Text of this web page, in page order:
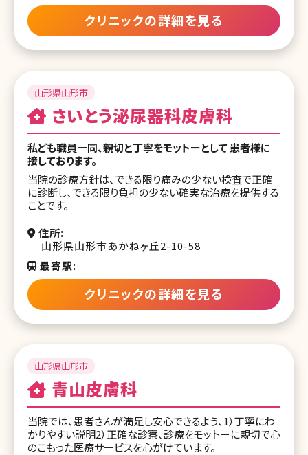
クリニックの詳細を見る
山形県山形市
さいとう泌尿器科皮膚科
私ども職員一同、親切と丁寧をモットーとして 患者様に
接しております。
当院の診療方針は、できる限り痛みの少ない検査で正確
に診断し、できる限り負担の少ない確実な治療を提供する
ことです。
住所
山形県山形市あかねヶ丘2-10-58
最寄駅
クリニックの詳細を見る
山形県山形市
青山皮膚科
当院では、患者さんが満足し安心できるよう、1）丁寧にわ
かりやすい説明2）正確な診察、診療をモットーに親切で心
のこもった医療サービスを心がけています。